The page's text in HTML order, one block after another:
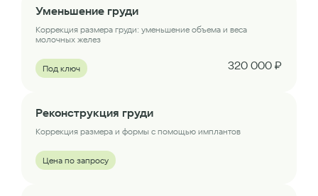
Уменьшение груди
Коррекция размера груди: уменьшение объема и веса
молочных желез
Под ключ 320 000 ₽
Реконструкция груди
Коррекция размера и формы с помощью имплантов
Цена по запросу